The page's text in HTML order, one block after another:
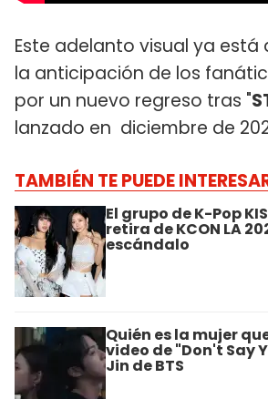
Este adelanto visual ya
la anticipación de los
por un nuevo regreso tras "
lanzado en diciembre de
TAMBIÉN TE PUEDE
El grupo de K-Pop
retira de KCON LA
escándalo
Quién es la mujer
video de "Don't Say
Jin de BTS